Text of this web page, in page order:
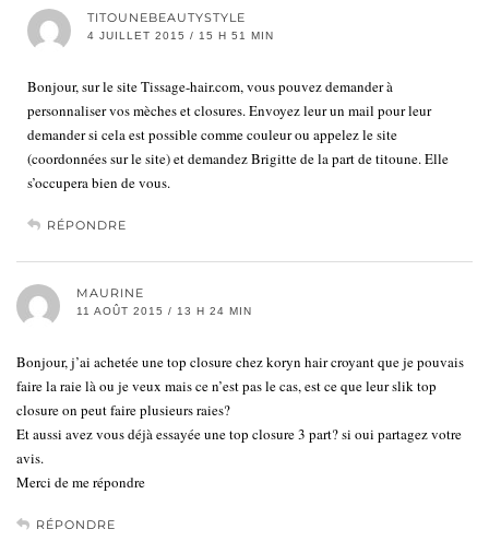
TITOUNEBEAUTYSTYLE
4 JUILLET 2015 / 15 H 51 MIN
Bonjour, sur le site Tissage-hair.com, vous pouvez demander à
personnaliser vos mèches et closures. Envoyez leur un mail pour leur
demander si cela est possible comme couleur ou appelez le site
(coordonnées sur le site) et demandez Brigitte de la part de titoune. Elle
s’occupera bien de vous.
RÉPONDRE
MAURINE
11 AOÛT 2015 / 13 H 24 MIN
Bonjour, j’ai achetée une top closure chez koryn hair croyant que je pouvais
faire la raie là ou je veux mais ce n’est pas le cas, est ce que leur slik top
closure on peut faire plusieurs raies?
Et aussi avez vous déjà essayée une top closure 3 part? si oui partagez votre
avis.
Merci de me répondre
RÉPONDRE